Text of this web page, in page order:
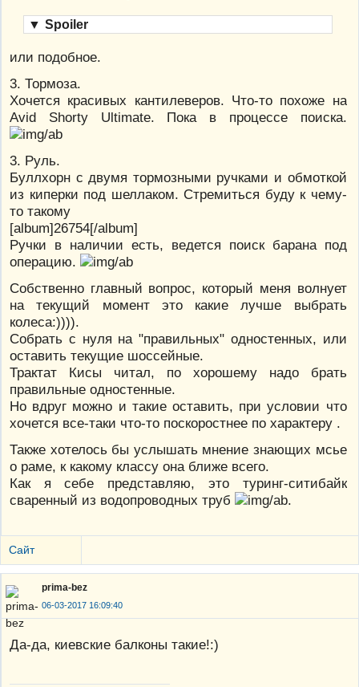
▼ Spoiler
или подобное.
3. Тормоза.
Хочется красивых кантилеверов. Что-то похоже на
Avid Shorty Ultimate. Пока в процессе поиска.
3. Руль.
Буллхорн с двумя тормозными ручками и обмоткой
из киперки под шеллаком. Стремиться буду к чему-
то такому
[album]26754[/album]
Ручки в наличии есть, ведется поиск барана под
операцию.
Собственно главный вопрос, который меня волнует
на текущий момент это какие лучше выбрать
колеса:)))).
Собрать с нуля на "правильных" одностенных, или
оставить текущие шоссейные.
Трактат Кисы читал, по хорошему надо брать
правильные одностенные.
Но вдруг можно и такие оставить, при условии что
хочется все-таки что-то поскоростнее по характеру .
Также хотелось бы услышать мнение знающих мсье
о раме, к какому классу она ближе всего.
Как я себе представляю, это туринг-ситибайк
сваренный из водопроводных труб
.
Сайт
prima-bez
06-03-2017 16:09:40
Да-да, киевские балконы такие!:)